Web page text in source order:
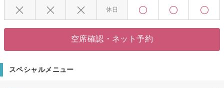
ワンランク上の『HAIR RESORT First（ヘアーリゾート ファースト）』に是
休日
空席確認・ネット予約
スペシャルメニュー